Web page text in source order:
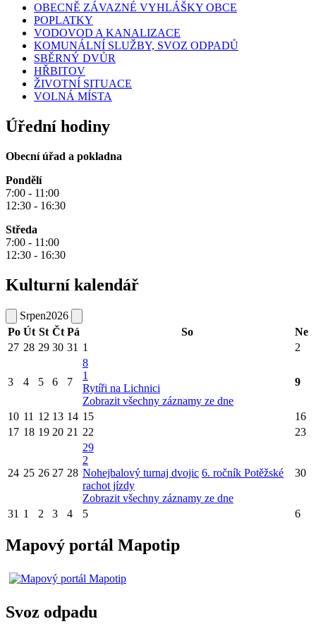
OBECNĚ ZÁVAZNÉ VYHLÁŠKY OBCE
POPLATKY
VODOVOD A KANALIZACE
KOMUNÁLNÍ SLUŽBY, SVOZ ODPADŮ
SBĚRNÝ DVŮR
HŘBITOV
ŽIVOTNÍ SITUACE
VOLNÁ MÍSTA
Úřední hodiny
Obecní úřad a pokladna
Pondělí
7:00 - 11:00
12:30 - 16:30
Středa
7:00 - 11:00
12:30 - 16:30
Kulturní kalendář
Srpen2026
Po Út St Čt Pá So
Ne
27 28 29 30 31 1 2
3 4 5 6 7
8
1
Rytíři na Lichnici
Zobrazit všechny záznamy ze dne
9
10 11 12 13 14 15
16
17 18 19 20 21 22 23
24 25 26 27 28
29
2
Nohejbalový turnaj dvojic 6. ročník Potěžské
rachot jízdy
Zobrazit všechny záznamy ze dne
30
31 1 2 3 4 5 6
Mapový portál Mapotip
Svoz odpadu